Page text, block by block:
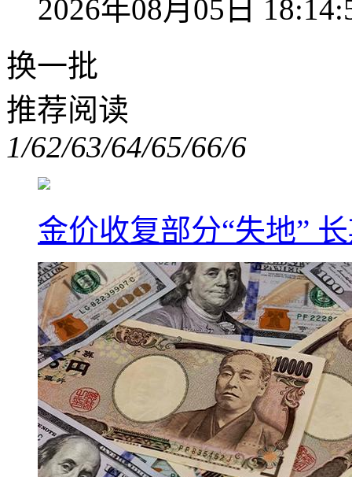
2026年08月05日
换一批
推荐阅读
1/62/63/64/65/66/6
金价收复部分“失地”